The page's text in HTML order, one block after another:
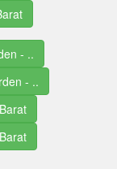
- ..
- ..